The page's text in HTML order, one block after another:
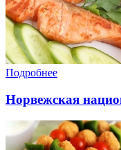
Подробнее
Норвежская